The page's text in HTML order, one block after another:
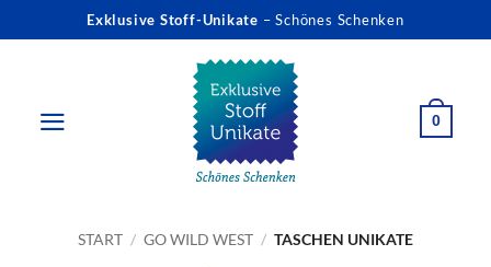
Inhalt
Exklusive Stoff-Unikate – Schönes Schenken
0
START / GO WILD WEST / TASCHEN UNIKATE